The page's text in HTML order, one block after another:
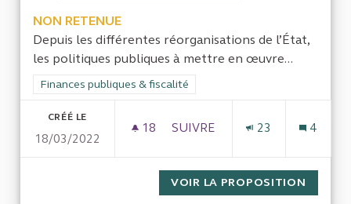
NON RETENUE
Depuis les différentes réorganisations de l’État,
les politiques publiques à mettre en œuvre...
Filtrer les résultats de la catégorie : Finances publiques &
Finances publiques & fiscalité
CRÉÉ LE
18/03/2022
18 18 ABONNÉS
SUIVRE
23 4
VOIR LA PROPOSITION